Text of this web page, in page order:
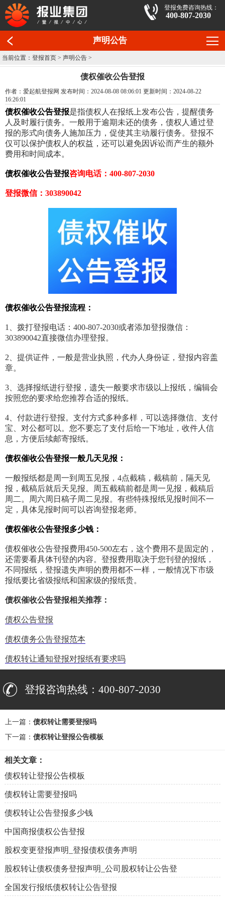
登报免费咨询热线：
400-807-2030
声明公告
当前位置：登报首页 >声明公告 >
债权催收公告登报
作者：爱起航登报网 发布时间：2024-08-08 08:06:01 更新时间：2024-08-22
16:26:01
债权催收公告登报是指债权人在报纸上发布公告，提醒债务
人及时履行债务。一般用于逾期未还的债务，债权人通过登
报的形式向债务人施加压力，促使其主动履行债务。登报不
仅可以保护债权人的权益，还可以避免因诉讼而产生的额外
费用和时间成本。
债权催收公告登报咨询电话： 400-807-2030
登报微信：303890042
债权催收公告登报流程：
1、拨打登报电话：400-807-2030或者添加登报微信：
303890042直接微信办理登报。
2、提供证件，一般是营业执照，代办人身份证，登报内容盖
章。
3、选择报纸进行登报，遗失一般要求市级以上报纸，编辑会
按照您的要求给您推荐合适的报纸。
4、付款进行登报。支付方式多种多样，可以选择微信、支付
宝、对公都可以。您不要忘了支付后给一下地址，收件人信
息，方便后续邮寄报纸。
债权催收公告登报一般几天见报：
一般报纸都是周一到周五见报，4点截稿，截稿前，隔天见
报，截稿后就后天见报。周五截稿前都是周一见报，截稿后
周二。周六周日稿子周二见报。有些特殊报纸见报时间不一
定，具体见报时间可以咨询登报老师。
债权催收公告登报多少钱：
债权催收公告登报费用450-500左右，这个费用不是固定的，
还需要看具体刊登的内容。登报费用取决于您刊登的报纸，
不同报纸，登报遗失声明的费用都不一样，一般情况下市级
报纸要比省级报纸和国家级的报纸贵。
债权催收公告登报相关推荐：
债权公告登报
债权债务公告登报范本
债权转让通知登报对报纸有要求吗
登报咨询热线：400-807-2030
上一篇： 债权转让需要登报吗
下一篇： 债权转让登报公告模板
相关文章：
债权转让登报公告模板
债权转让需要登报吗
债权转让公告登报多少钱
中国商报债权公告登报
股权变更登报声明_登报债权债务声明
股权转让债权债务登报声明_公司股权转让公告登
全国发行报纸债权转让公告登报